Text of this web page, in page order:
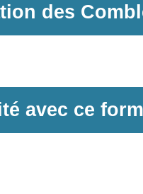
des
avec ce